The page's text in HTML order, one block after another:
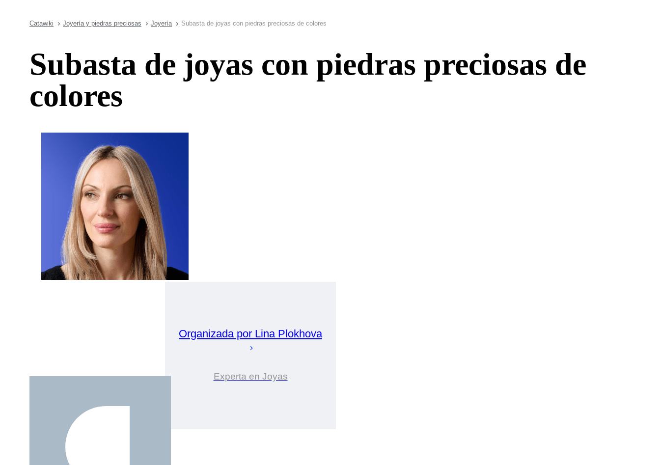
Catawiki Joyería y piedras preciosas Joyería Subasta de joyas con piedras preciosas de colores
Subasta de joyas con piedras preciosas de
colores
Organizada por Lina Plokhova
Experta en Joyas